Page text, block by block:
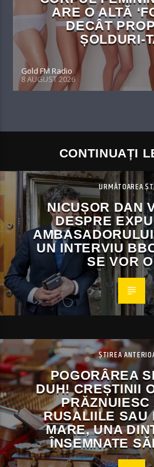
ARE O ALTĂ
DECÂT
ȘOLDURI-
Gold FM Radio
8 AUGUST 2026
CONTINUAȚI
URMĂTOAREA
NICUȘOR DAN
DESPRE
UN INTERVIU
SE VOR
ȘTIREA
POGORÂREA
DUH! CREȘTINII
PRĂZNUIESC
RUSALIILE SAU
MARE, UNA
ÎNSEMNATE